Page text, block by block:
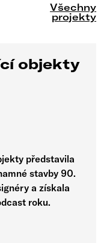
Všechny
projekty
objekty
představila
stavby 90.
a získala
roku.